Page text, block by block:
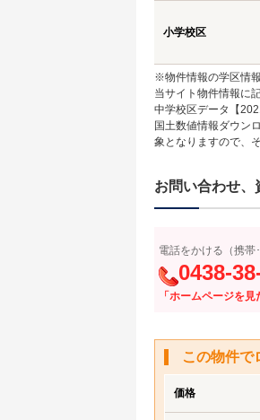
小学校区
※物件情報の学区情
当サイト物件情報に
中学校区データ【
国土数値情報ダウン
象となりますので、
お問い合わせ、
電話をかける（携帯･
0438-
「ホームページを見
この物件で
価格